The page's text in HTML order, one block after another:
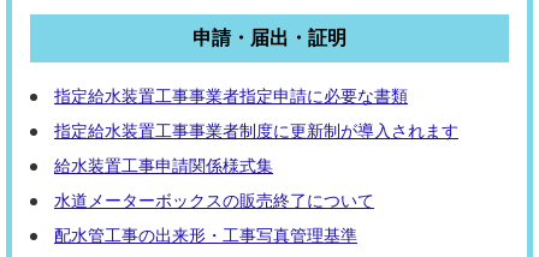
申請・届出・証明
指定給水装置工事事業者指定申請に必要な書類
指定給水装置工事事業者制度に更新制が導入されます
給水装置工事申請関係様式集
水道メーターボックスの販売終了について
配水管工事の出来形・工事写真管理基準